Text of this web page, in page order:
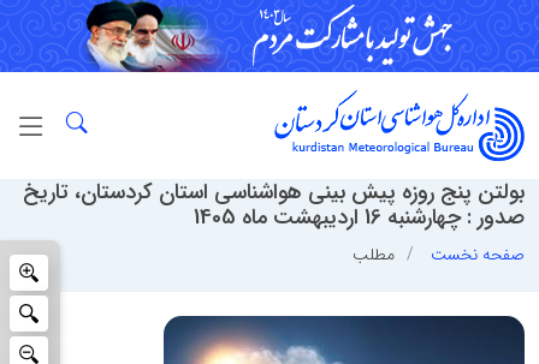
بولتن پنج روزه پیش بینی هواشناسی استان کردستان، تاریخ
صدور : چهارشنبه 16 اردیبهشت ماه 1405
صفحه نخست مطلب